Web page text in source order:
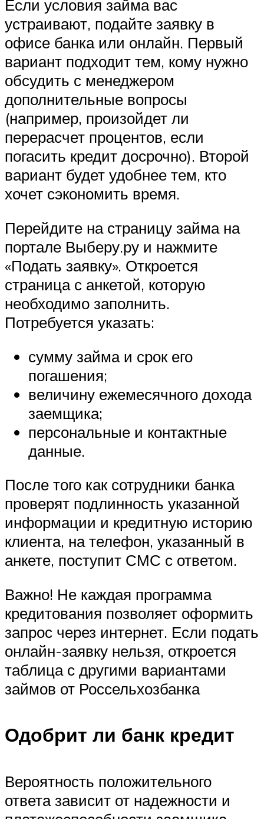
Если условия займа вас
устраивают, подайте заявку в
офисе банка или онлайн. Первый
вариант подходит тем, кому нужно
обсудить с менеджером
дополнительные вопросы
(например, произойдет ли
перерасчет процентов, если
погасить кредит досрочно). Второй
вариант будет удобнее тем, кто
хочет сэкономить время.
Перейдите на страницу займа на
портале Выберу.ру и нажмите
«Подать заявку». Откроется
страница с анкетой, которую
необходимо заполнить.
Потребуется указать:
сумму займа и срок его
погашения;
величину ежемесячного дохода
заемщика;
персональные и контактные
данные.
После того как сотрудники банка
проверят подлинность указанной
информации и кредитную историю
клиента, на телефон, указанный в
анкете, поступит СМС с ответом.
Важно! Не каждая программа
кредитования позволяет оформить
запрос через интернет. Если подать
онлайн-заявку нельзя, откроется
таблица с другими вариантами
займов от Россельхозбанка
Одобрит ли банк кредит
Вероятность положительного
ответа зависит от надежности и